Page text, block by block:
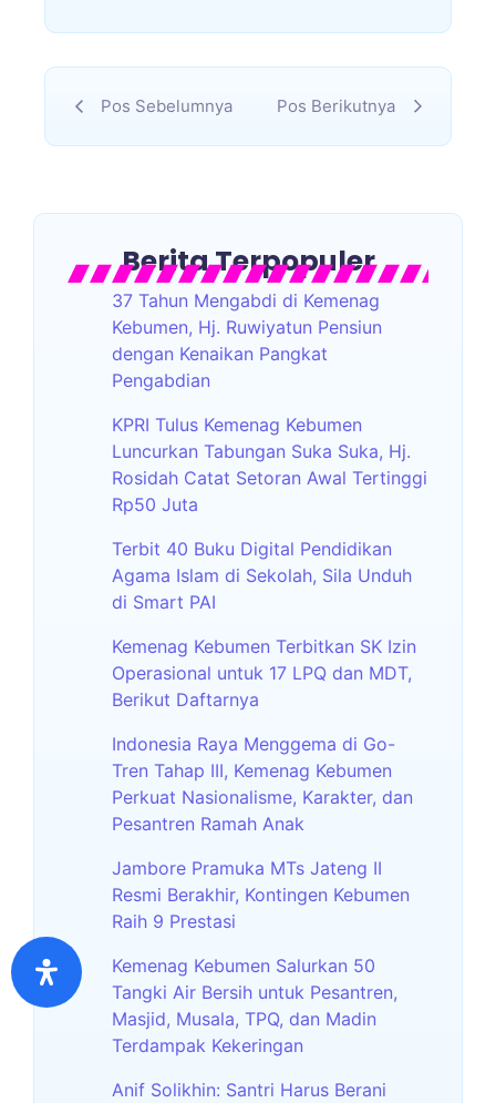
Pos Sebelumnya Pos Berikutnya
Berita Terpopuler
37 Tahun Mengabdi di Kemenag
Kebumen, Hj. Ruwiyatun Pensiun
dengan Kenaikan Pangkat
Pengabdian
KPRI Tulus Kemenag Kebumen
Luncurkan Tabungan Suka Suka, Hj.
Rosidah Catat Setoran Awal Tertinggi
Rp50 Juta
Terbit 40 Buku Digital Pendidikan
Agama Islam di Sekolah, Sila Unduh
di Smart PAI
Kemenag Kebumen Terbitkan SK Izin
Operasional untuk 17 LPQ dan MDT,
Berikut Daftarnya
Indonesia Raya Menggema di Go-
Tren Tahap III, Kemenag Kebumen
Perkuat Nasionalisme, Karakter, dan
Pesantren Ramah Anak
Jambore Pramuka MTs Jateng II
Resmi Berakhir, Kontingen Kebumen
Raih 9 Prestasi
Kemenag Kebumen Salurkan 50
Tangki Air Bersih untuk Pesantren,
Masjid, Musala, TPQ, dan Madin
Terdampak Kekeringan
Anif Solikhin: Santri Harus Berani